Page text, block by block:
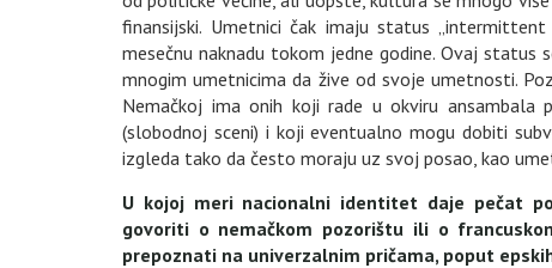
finansijski. Umetnici čak imaju status
mesečnu naknadu tokom jedne godine. Ovaj status
mnogim umetnicima da žive od svoje umetnosti.
Nemačkoj ima onih koji rade u okviru ansambala
(slobodnoj sceni) i koji eventualno mogu dobiti
izgleda tako da često moraju uz svoj posao, kao
U kojoj meri nacionalni identitet daje pečat
govoriti o nemačkom pozorištu ili o
prepoznati na univerzalnim pričama, poput